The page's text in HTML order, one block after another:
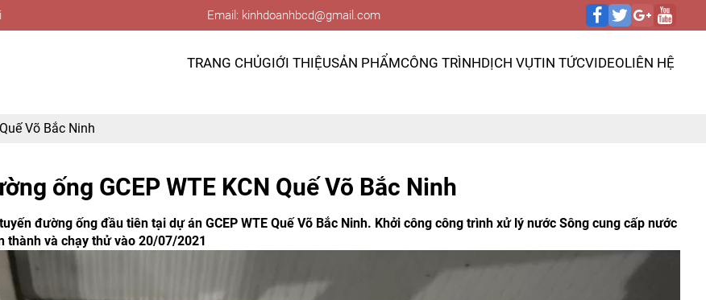
Email: kinhdoanhbcd@gmail.com
TRANG CHỦGIỚI THIỆUSẢN PHẨMCÔNG TRÌNHDỊCH VỤTIN TỨCVIDEOLIÊN HỆ
Võ Bắc Ninh
ống GCEP WTE KCN Quế Võ Bắc Ninh
đường ống đầu tiên tại dự án GCEP WTE Quế Võ Bắc Ninh. Khởi công công trình xử lý nước Sông cung cấp nước
thành và chạy thử vào 20/07/2021